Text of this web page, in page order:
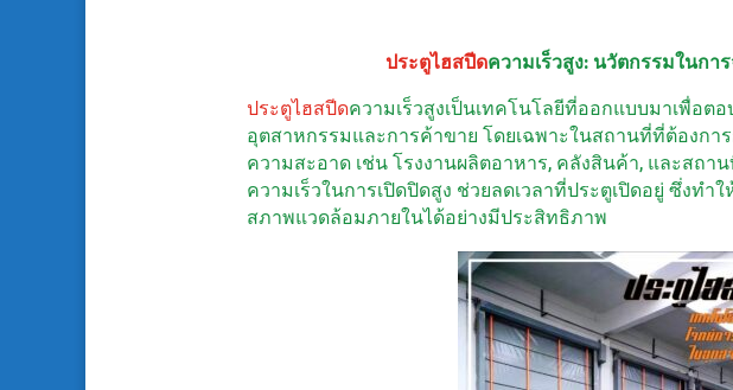
ประตูไฮสปีดความเร็วสูง: นวัตกรรมในกา
ประตูไฮสปีดความเร็วสูงเป็นเทคโนโลยีที่ออกแบบมาเพื่อต
อุตสาหกรรมและการค้าขาย โดยเฉพาะในสถานที่ที่ต้องก
ความสะอาด เช่น โรงงานผลิตอาหาร, คลังสินค้า, และสถา
ความเร็วในการเปิดปิดสูง ช่วยลดเวลาที่ประตูเปิดอยู่ ซึ่งท
สภาพแวดล้อมภายในได้อย่างมีประสิทธิภาพ